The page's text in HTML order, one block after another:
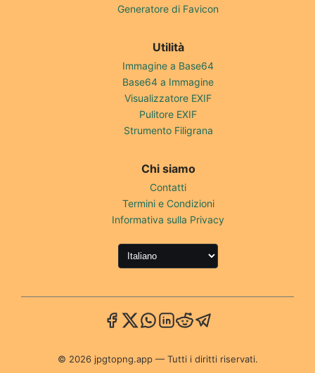
Generatore di Favicon
Utilità
Immagine a Base64
Base64 a Immagine
Visualizzatore EXIF
Pulitore EXIF
Strumento Filigrana
Chi siamo
Contatti
Termini e Condizioni
Informativa sulla Privacy
© 2026 jpgtopng.app — Tutti i diritti riservati.